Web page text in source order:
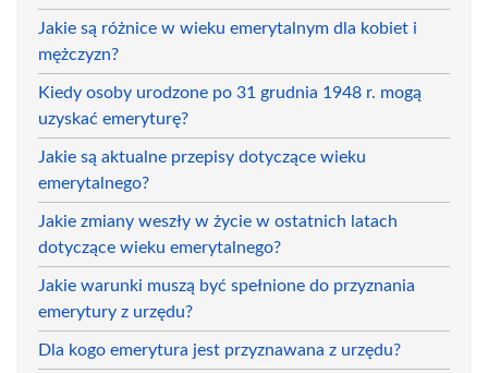
Jakie są różnice w wieku emerytalnym dla kobiet i
mężczyzn?
Kiedy osoby urodzone po 31 grudnia 1948 r. mogą
uzyskać emeryturę?
Jakie są aktualne przepisy dotyczące wieku
emerytalnego?
Jakie zmiany weszły w życie w ostatnich latach
dotyczące wieku emerytalnego?
Jakie warunki muszą być spełnione do przyznania
emerytury z urzędu?
Dla kogo emerytura jest przyznawana z urzędu?